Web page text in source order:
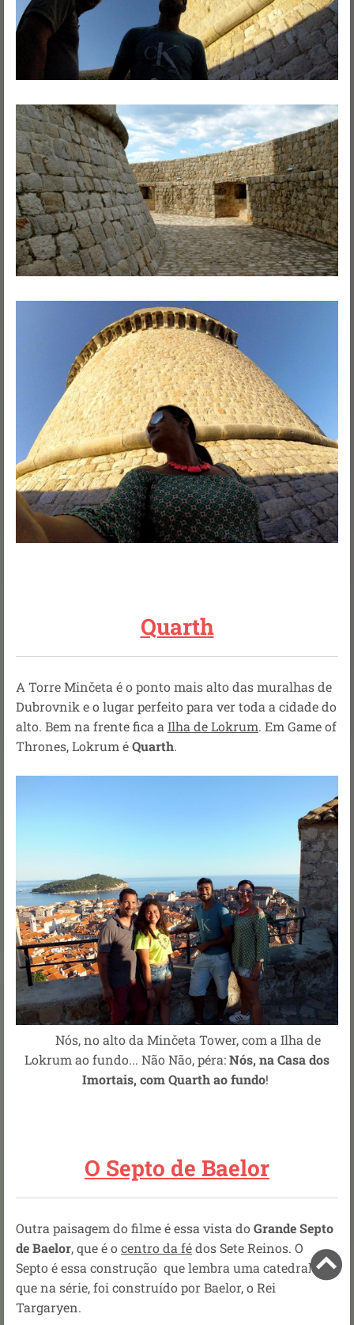
Quarth
A Torre Minčeta é o ponto mais alto das muralhas de
Dubrovnik e o lugar perfeito para ver toda a cidade do
alto. Bem na frente fica a Ilha de Lokrum. Em Game of
Thrones, Lokrum éQuarth.
Nós, no alto da Minčeta Tower, com a Ilha de
Lokrum ao fundo... Não Não, péra:Nós, na Casa dos
Imortais, com Quarth ao fundo!
O Septo de Baelor
Outra paisagem do filme é essa vista doGrande Septo
de Baelor, que é ocentro da fédos Sete Reinos. O
Septo é essa construção que lembra uma catedral,
que na série, foi construído por Baelor, o Rei
Targaryen.